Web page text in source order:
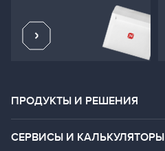
ПРОДУКТЫ И РЕШЕНИЯ
СЕРВИСЫ И КАЛЬКУЛЯТОРЫ